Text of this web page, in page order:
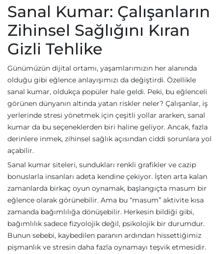
Sanal Kumar: Çalışanların
Zihinsel Sağlığını Kıran
Gizli Tehlike
Günümüzün dijital ortamı, yaşamlarımızın her alanında
olduğu gibi eğlence anlayışımızı da değiştirdi. Özellikle
sanal kumar, oldukça popüler hale geldi. Peki, bu eğlenceli
görünen dünyanın altında yatan riskler neler? Çalışanlar, iş
yerlerinde stresi yönetmek için çeşitli yollar ararken, sanal
kumar da bu seçeneklerden biri haline geliyor. Ancak, fazla
derinlere inmek, zihinsel sağlık açısından ciddi sorunlara yol
açabilir.
Sanal kumar siteleri, sundukları renkli grafikler ve cazip
bonuslarla insanları adeta kendine çekiyor. İşten arta kalan
zamanlarda birkaç oyun oynamak, başlangıçta masum bir
eğlence olarak görünebilir. Ama bu “masum” aktivite kısa
zamanda bağımlılığa dönüşebilir. Herkesin bildiği gibi,
bağımlılık sadece fizyolojik değil, psikolojik bir durumdur.
Bunun sebebi, kaybedilen paranın ardından hissettiğimiz
pişmanlık ve stresin daha fazla oynamayı teşvik etmesidir.